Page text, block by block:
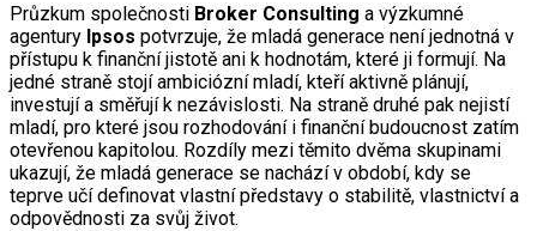
Průzkum společnosti Broker Consulting a výzkumné
agentury Ipsos potvrzuje, že mladá generace není jednotná v
přístupu k finanční jistotě ani k hodnotám, které ji formují. Na
jedné straně stojí ambiciózní mladí, kteří aktivně plánují,
investují a směřují k nezávislosti. Na straně druhé pak nejistí
mladí, pro které jsou rozhodování i finanční budoucnost zatím
otevřenou kapitolou. Rozdíly mezi těmito dvěma skupinami
ukazují, že mladá generace se nachází v období, kdy se
teprve učí definovat vlastní představy o stabilitě, vlastnictví a
odpovědnosti za svůj život.